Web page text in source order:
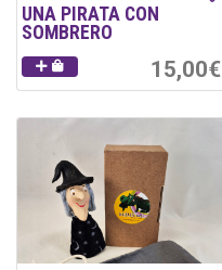
UNA PIRATA CON
SOMBRERO
15,00€